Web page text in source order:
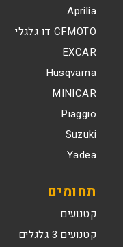
Aprilia
CFMOTO דו גלגלי
EXCAR
Husqvarna
MINICAR
Piaggio
Suzuki
Yadea
תחומים
קטנועים
קטנועים 3 גלגלים